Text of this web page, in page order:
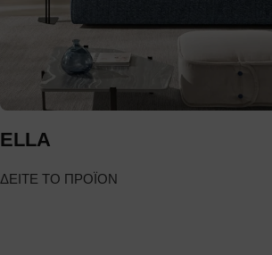
ELLA
ΔΕΙΤΕ ΤΟ ΠΡΟΪΟΝ